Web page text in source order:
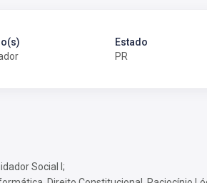
Estado
PR
Social I;